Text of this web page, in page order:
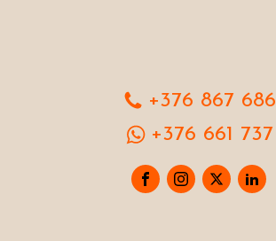
+376 867 686
+376 661 737